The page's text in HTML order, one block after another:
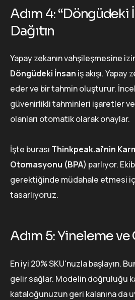
Adım 4: “Döngüdeki
Dağıtın
Yapay zekanın vahşileşmesine
Döngüdeki İnsan iş akışı.
eder ve bir tahmin oluşturur.
güvenirlikli tahminleri işaretler
olanları otomatik olarak onaylar.
İşte burası Thinkpeak.ai'nin
Otomasyonu (BPA) parlıyor.
gerektiğinde müdahale etmesi
tasarlıyoruz.
Adım 5: Yineleme
En iyi 20% SKU'nuzla başlayın.
gelir sağlar. Modelin doğruluğu
kataloğunuzun geri kalanına da